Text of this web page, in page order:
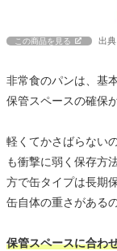
この商品を見る 出
非常食のパンは、基
保管スペースの確保
軽くてかさばらない
も衝撃に弱く保存方
方で缶タイプは長期
缶自体の重さがある
保管スペースに合わ